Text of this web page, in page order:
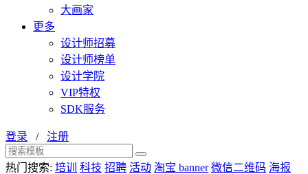
大画家
更多
设计师招募
设计师榜单
设计学院
VIP特权
SDK服务
登录 / 注册
热门搜索: 培训 科技 招聘 活动 淘宝 banner 微信二维码 海报